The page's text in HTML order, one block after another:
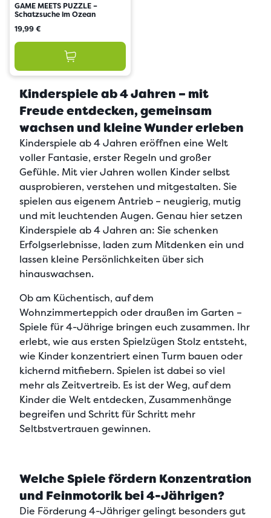
GAME MEETS PUZZLE –
Schatzsuche im Ozean
19,99 €
Kinderspiele ab 4 Jahren – mit
Freude entdecken, gemeinsam
wachsen und kleine Wunder erleben
Kinderspiele ab 4 Jahren eröffnen eine Welt
voller Fantasie, erster Regeln und großer
Gefühle. Mit vier Jahren wollen Kinder selbst
ausprobieren, verstehen und mitgestalten. Sie
spielen aus eigenem Antrieb – neugierig, mutig
und mit leuchtenden Augen. Genau hier setzen
Kinderspiele ab 4 Jahren an: Sie schenken
Erfolgserlebnisse, laden zum Mitdenken ein und
lassen kleine Persönlichkeiten über sich
hinauswachsen.
Ob am Küchentisch, auf dem
Wohnzimmerteppich oder draußen im Garten –
Spiele für 4-Jährige bringen euch zusammen. Ihr
erlebt, wie aus ersten Spielzügen Stolz entsteht,
wie Kinder konzentriert einen Turm bauen oder
kichernd mitfiebern. Spielen ist dabei so viel
mehr als Zeitvertreib. Es ist der Weg, auf dem
Kinder die Welt entdecken, Zusammenhänge
begreifen und Schritt für Schritt mehr
Seltbstvertrauen gewinnen.
Welche Spiele fördern Konzentration
und Feinmotorik bei 4-Jährigen?
Die Förderung 4-Jähriger gelingt besonders gut